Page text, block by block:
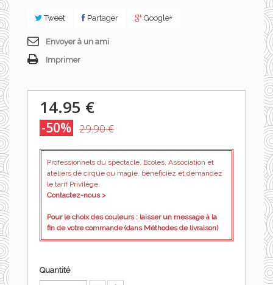
Tweet Partager Google+
Envoyer à un ami
Imprimer
14.95 €
-50% 29.90 €
Professionnels du spectacle, Ecoles, Association et
ateliers de cirque ou magie, bénéficiez et demandez
le tarif Privilège.
Contactez-nous >
Pour le choix des couleurs : laisser un message à la
fin de votre commande (dans Méthodes de livraison)
Quantité